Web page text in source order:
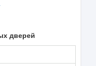
дверей